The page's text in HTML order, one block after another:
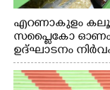
എറണാകുളം കലൂർ
സപ്ളൈകോ ഓണം
ഉദ്ഘാടനം
വി.ഡി. സതീശൻ.